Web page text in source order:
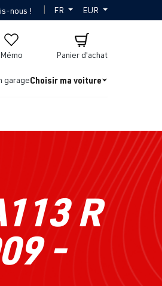
nous ! | FR EUR
Mémo Panier d'achat
garageChoisir ma voiture
R
-